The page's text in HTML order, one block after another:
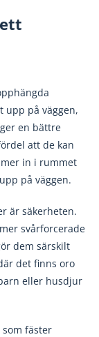
upp på väggen,
en bättre
att de kan
in i rummet
på väggen.
är säkerheten.
svårforcerade
dem särskilt
det finns oro
eller husdjur
fäster